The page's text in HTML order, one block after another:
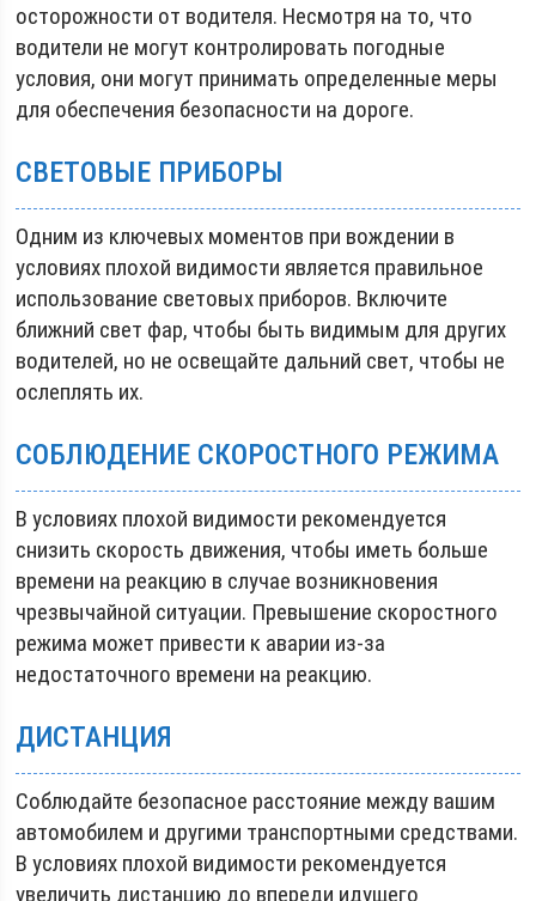
осторожности от водителя. Несмотря на то, что
водители не могут контролировать погодные
условия, они могут принимать определенные меры
для обеспечения безопасности на дороге.
СВЕТОВЫЕ ПРИБОРЫ
Одним из ключевых моментов при вождении в
условиях плохой видимости является правильное
использование световых приборов. Включите
ближний свет фар, чтобы быть видимым для других
водителей, но не освещайте дальний свет, чтобы не
ослеплять их.
СОБЛЮДЕНИЕ СКОРОСТНОГО РЕЖИМА
В условиях плохой видимости рекомендуется
снизить скорость движения, чтобы иметь больше
времени на реакцию в случае возникновения
чрезвычайной ситуации. Превышение скоростного
режима может привести к аварии из-за
недостаточного времени на реакцию.
ДИСТАНЦИЯ
Соблюдайте безопасное расстояние между вашим
автомобилем и другими транспортными средствами.
В условиях плохой видимости рекомендуется
увеличить дистанцию до впереди идущего